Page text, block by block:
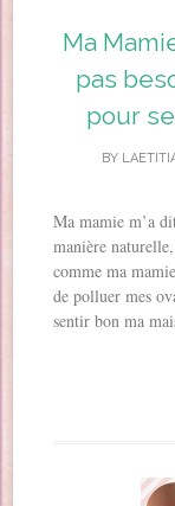
Ma
pas
pour
BY
Ma mamie m’a
manière
comme ma
de polluer mes
sentir bon ma